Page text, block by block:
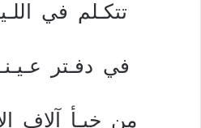
تتكـلم في
في دفـتر
من خبـأ آلاف